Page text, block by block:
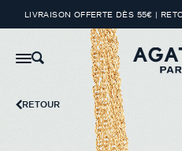
LIVRAISON OFFERTE DÈS 55€ |
RETOUR